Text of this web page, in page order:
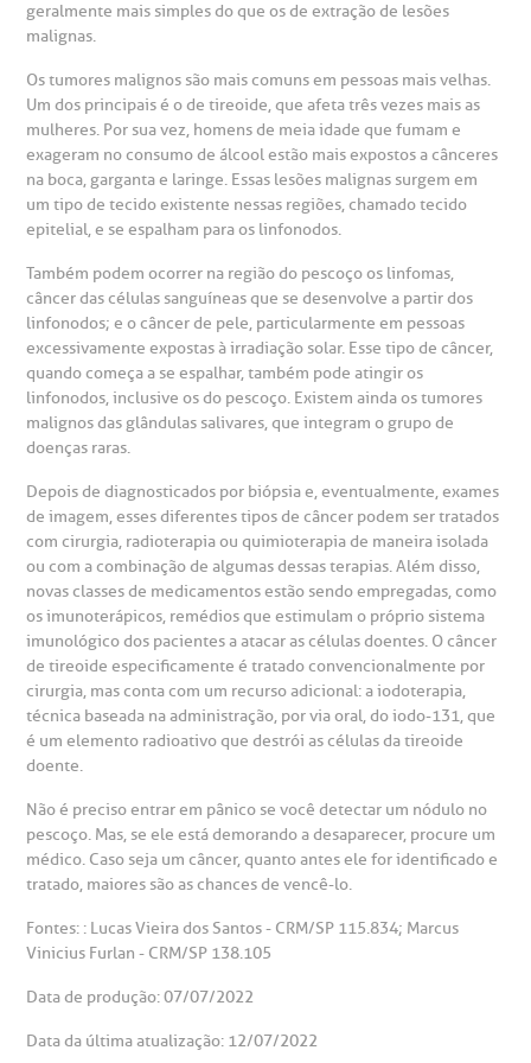
Endereço:
R. Martiniano de Carvalho, 965
CEP: 01323-001 | Bela Vista
São Paulo - SP
Clínica Medicina da Mulher
Saiba mais
Endereço:
R. Colômbia, 332
CEP: 01438-000 | Jardim Paulista
São Paulo - SP
Conosco
de Benchmarking
frequentes
de Sangue
de órgãos
de cuidado
e perdidos
geralmente mais simples do que os de extração de lesões
malignas.
Os tumores malignos são mais comuns em pessoas mais velhas.
Um dos principais é o de tireoide, que afeta três vezes mais as
mulheres. Por sua vez, homens de meia idade que fumam e
exageram no consumo de álcool estão mais expostos a cânceres
na boca, garganta e laringe. Essas lesões malignas surgem em
um tipo de tecido existente nessas regiões, chamado tecido
epitelial, e se espalham para os linfonodos.
Também podem ocorrer na região do pescoço os linfomas,
câncer das células sanguíneas que se desenvolve a partir dos
linfonodos; e o câncer de pele, particularmente em pessoas
excessivamente expostas à irradiação solar. Esse tipo de câncer,
quando começa a se espalhar, também pode atingir os
linfonodos, inclusive os do pescoço. Existem ainda os tumores
malignos das glândulas salivares, que integram o grupo de
doenças raras.
Depois de diagnosticados por biópsia e, eventualmente, exames
de imagem, esses diferentes tipos de câncer podem ser tratados
com cirurgia, radioterapia ou quimioterapia de maneira isolada
ou com a combinação de algumas dessas terapias. Além disso,
novas classes de medicamentos estão sendo empregadas, como
os imunoterápicos, remédios que estimulam o próprio sistema
imunológico dos pacientes a atacar as células doentes. O câncer
de tireoide especificamente é tratado convencionalmente por
cirurgia, mas conta com um recurso adicional: a iodoterapia,
técnica baseada na administração, por via oral, do iodo-131, que
é um elemento radioativo que destrói as células da tireoide
doente.
Não é preciso entrar em pânico se você detectar um nódulo no
pescoço. Mas, se ele está demorando a desaparecer, procure um
médico. Caso seja um câncer, quanto antes ele for identificado e
tratado, maiores são as chances de vencê-lo.
Fontes: : Lucas Vieira dos Santos - CRM/SP 115.834; Marcus
Vinicius Furlan - CRM/SP 138.105
Data de produção: 07/07/2022
Data da última atualização: 12/07/2022